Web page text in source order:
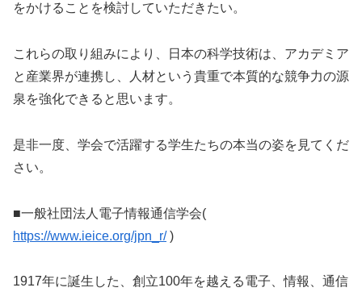
をかけることを検討していただきたい。
これらの取り組みにより、日本の科学技術は、アカデミア
と産業界が連携し、人材という貴重で本質的な競争力の源
泉を強化できると思います。
是非一度、学会で活躍する学生たちの本当の姿を見てくだ
さい。
■一般社団法人電子情報通信学会(
https://www.ieice.org/jpn_r/)
1917年に誕生した、創立100年を越える電子、情報、通信